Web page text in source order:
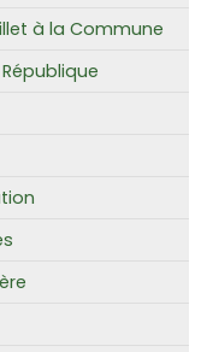
à la Commune